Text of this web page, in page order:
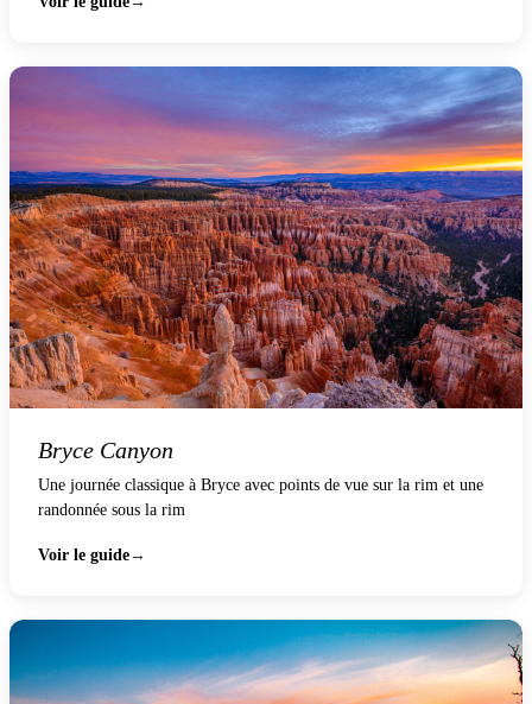
Bryce Canyon
Une journée classique à Bryce avec points de vue sur la rim et une
randonnée sous la rim
Voir le guide